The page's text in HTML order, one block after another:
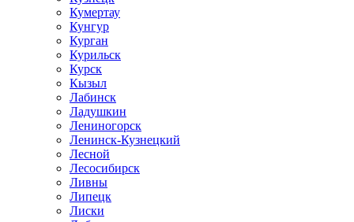
Кумертау
Кунгур
Курган
Курильск
Курск
Кызыл
Лабинск
Ладушкин
Лениногорск
Ленинск-Кузнецкий
Лесной
Лесосибирск
Ливны
Липецк
Лиски